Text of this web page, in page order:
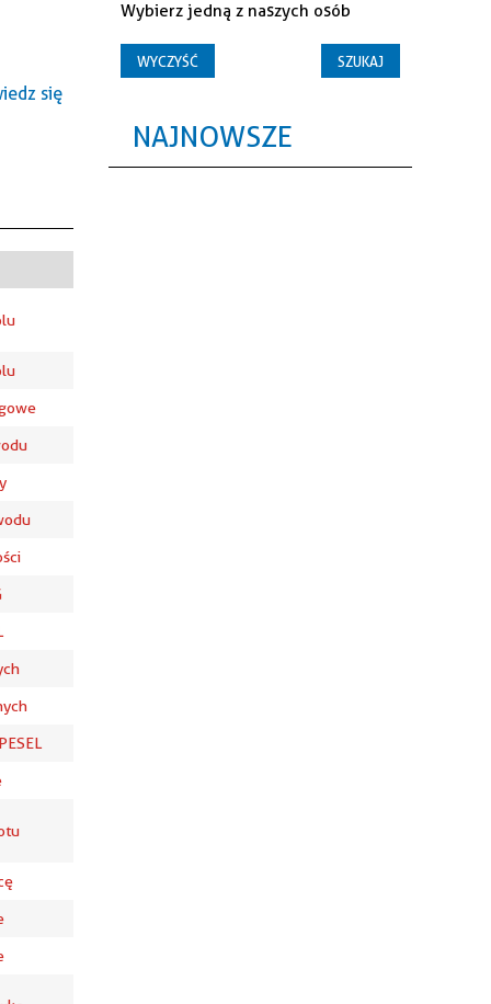
się
Wybierz jedną z naszych osób
NAJNOWSZE